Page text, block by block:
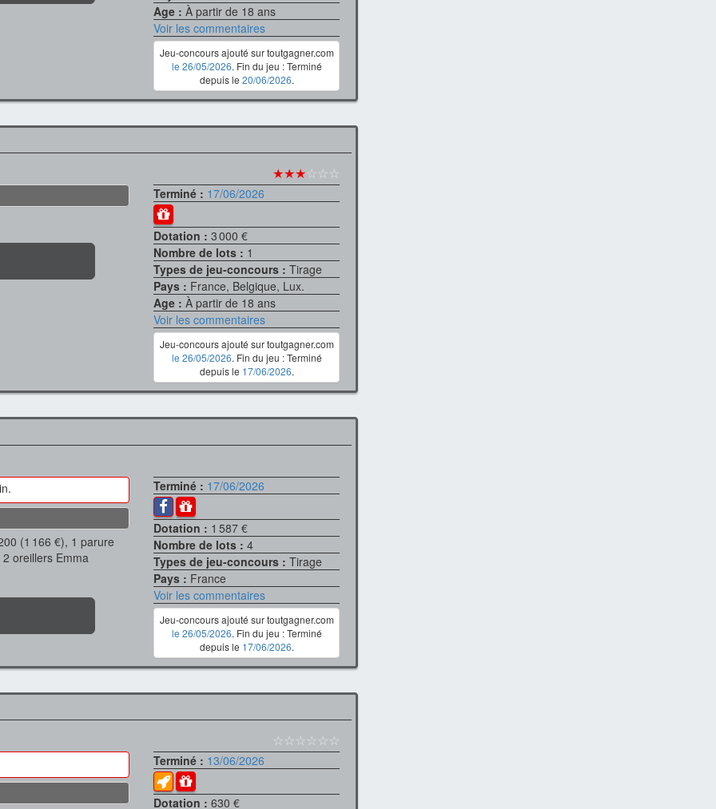
Age :À partir de 18 ans
Voir les commentaires
Jeu-concours ajouté sur toutgagner.com
le 26/05/2026. Fin du jeu : Terminé
depuis le 20/06/2026.
★★★☆☆☆
Terminé : 17/06/2026
Dotation :3 000 €
Nombre de lots : 1
Types de jeu-concours :Tirage
Pays : France, Belgique, Lux.
Age :À partir de 18 ans
Voir les commentaires
Jeu-concours ajouté sur toutgagner.com
le 26/05/2026. Fin du jeu : Terminé
depuis le 17/06/2026.
(1 166 €), 1 parure
oreillers Emma
Terminé : 17/06/2026
Dotation : 1 587 €
Nombre de lots :4
Types de jeu-concours :Tirage
Pays : France
Voir les commentaires
Jeu-concours ajouté sur toutgagner.com
le 26/05/2026. Fin du jeu : Terminé
depuis le 17/06/2026.
☆☆☆☆☆☆
Terminé : 13/06/2026
Dotation :630 €